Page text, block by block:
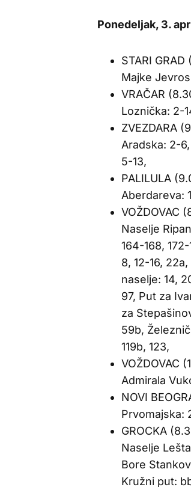
Ponedeljak, 3.
STARI
Majke
VRAČAR
Loznička: 2-
ZVEZDARA
Aradska: 2-
5-13,
PALILULA
Aberdareva:
VOŽDOVAC
Naselje
164-168,
8, 12-16,
naselje: 14,
97, Put za
za
59b,
119b, 123,
VOŽDOVAC
Admirala
NOVI
Prvomajska:
GROCKA
Naselje
Bore
Kružni put: